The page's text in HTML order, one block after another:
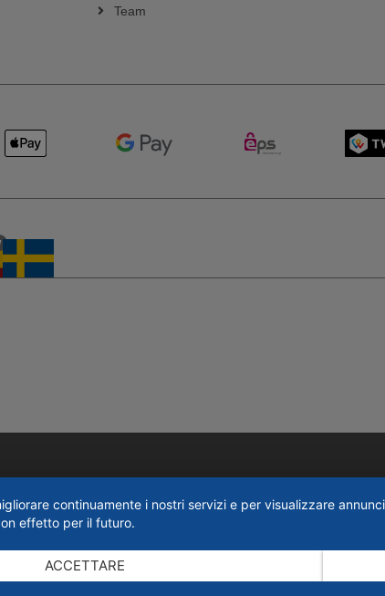
Team
continuamente i nostri servizi e per visualizzare
effetto per il futuro.
ACCETTARE